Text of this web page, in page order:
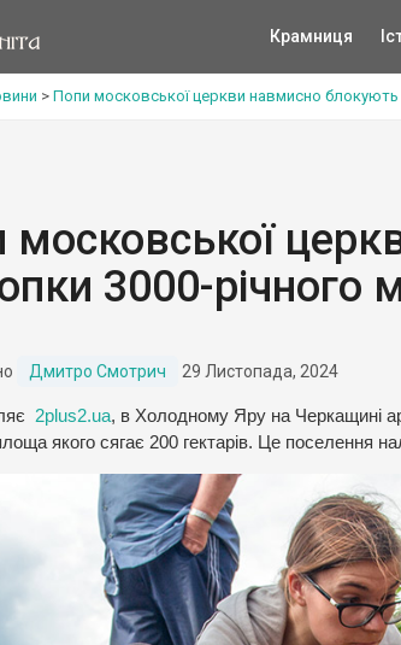
Крамниця
> Попи московської церкви навмисно блокують
московської
3000-річного
Дмитро Смотрич 29 Листопада, 2024
2plus2.ua, в Холодному Яру на Черкащині
якого сягає 200 гектарів. Це поселення